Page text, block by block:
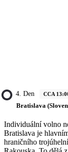
4. Den CCA
Bratislava
Individuální volno
Bratislava je
hraničního